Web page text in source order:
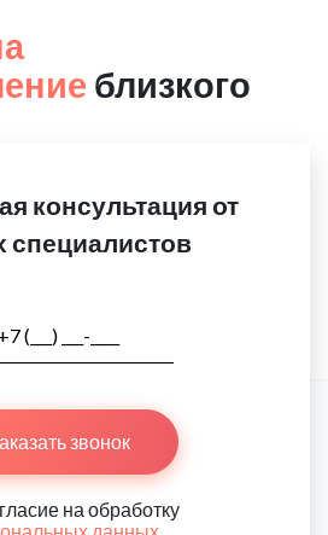
близкого
консультация от
специалистов
звонок
на обработку